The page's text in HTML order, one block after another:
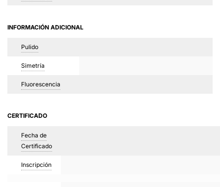
INFORMACIÓN ADICIONAL
Pulido
Simetría
Fluorescencia
CERTIFICADO
Fecha de
Certificado
Inscripción